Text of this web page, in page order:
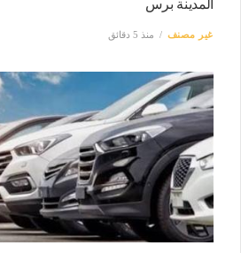
المدينة برس
غير مصنف منذ 5 دقائق